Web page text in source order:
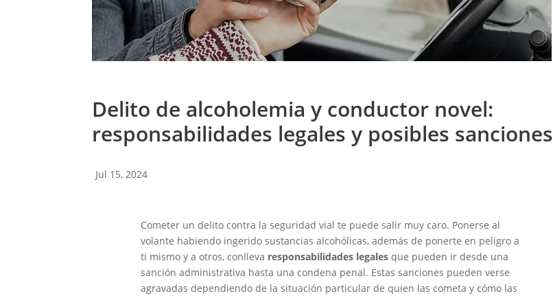
Delito de alcoholemia y conductor novel:
responsabilidades legales y posibles sanciones
Jul 15, 2024
Cometer un delito contra la seguridad vial te puede salir muy caro. Ponerse al
volante habiendo ingerido sustancias alcohólicas, además de ponerte en peligro a
ti mismo y a otros, conlleva responsabilidades legalesque pueden ir desde una
sanción administrativa hasta una condena penal. Estas sanciones pueden verse
agravadas dependiendo de la situación particular de quien las cometa y cómo las